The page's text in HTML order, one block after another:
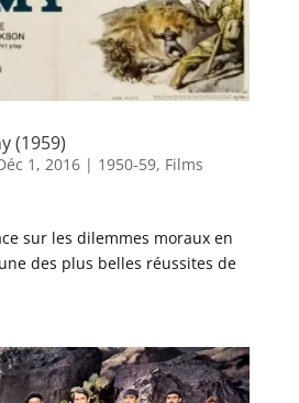
(1959)
1, 2016| 1950-59, Films
sur les dilemmes moraux en
des plus belles réussites de